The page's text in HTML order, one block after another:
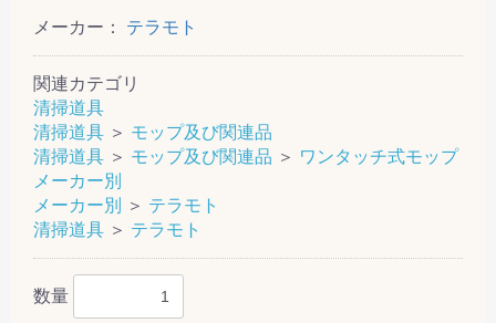
メーカー： テラモト
関連カテゴリ
清掃道具
清掃道具 ＞ モップ及び関連品
清掃道具 ＞ モップ及び関連品 ＞ ワンタッチ式モップ
メーカー別
メーカー別
＞ テラモト
清掃道具 ＞ テラモト
数量